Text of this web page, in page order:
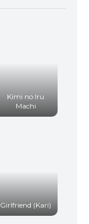
Kimi no Iru
Machi
Girlfriend (Kari)